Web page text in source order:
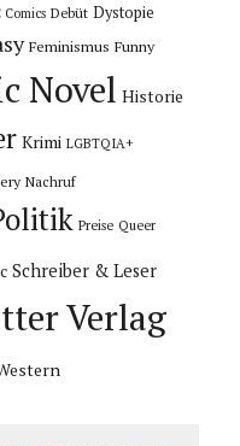
Comics Debüt Dystopie
Feminismus Funny
Novel Historie
Krimi LGBTQIA+
Nachruf
Preise Queer
Schreiber & Leser
Verlag